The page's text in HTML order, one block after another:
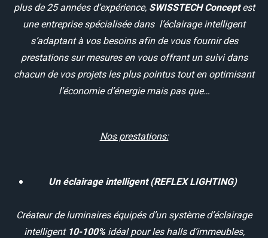
plus de 25 années d’expérience, SWISSTECH Conceptest
une entreprise spécialisée dans l’éclairage intelligent
s’adaptant à vos besoins afin de vous fournir des
prestations sur mesures en vous offrant un suivi dans
chacun de vos projets les plus pointus tout en optimisant
l’économie d’énergie mais pas que…
Nos prestations:
Un éclairage intelligent (REFLEX LIGHTING)
Créateur de luminaires équipés d’un système d’éclairage
intelligent 10-100%idéal pour les halls d’immeubles,